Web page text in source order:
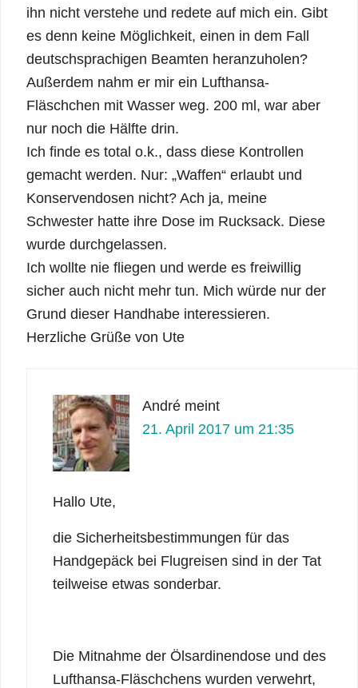
ihn nicht verstehe und redete auf mich ein. Gibt
es denn keine Möglichkeit, einen in dem Fall
deutschsprachigen Beamten heranzuholen?
Außerdem nahm er mir ein Lufthansa-
Fläschchen mit Wasser weg. 200 ml, war aber
nur noch die Hälfte drin.
Ich finde es total o.k., dass diese Kontrollen
gemacht werden. Nur: „Waffen“ erlaubt und
Konservendosen nicht? Ach ja, meine
Schwester hatte ihre Dose im Rucksack. Diese
wurde durchgelassen.
Ich wollte nie fliegen und werde es freiwillig
sicher auch nicht mehr tun. Mich würde nur der
Grund dieser Handhabe interessieren.
Herzliche Grüße von Ute
André meint
21. April 2017 um 21:35
Hallo Ute,
die Sicherheitsbestimmungen für das
Handgepäck bei Flugreisen sind in der Tat
teilweise etwas sonderbar.
Die Mitnahme der Ölsardinendose und des
Lufthansa-Fläschchens wurden verwehrt,